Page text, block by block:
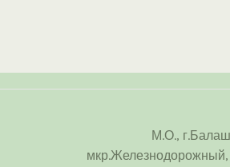
М.О.,
мкр.Железнодорожный,